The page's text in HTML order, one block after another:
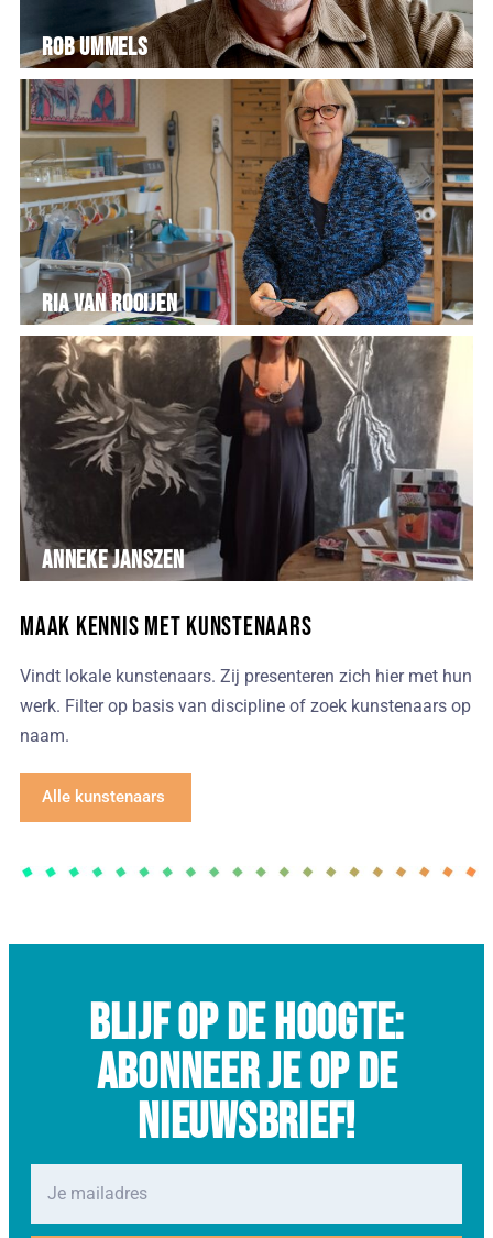
Rob Ummels
Ria van Rooijen
Anneke Janszen
Maak kennis met kunstenaars
Vindt lokale kunstenaars. Zij presenteren zich hier met hun
werk. Filter op basis van discipline of zoek kunstenaars op
naam.
Alle kunstenaars
Blijf op de hoogte:
abonneer je op de
nieuwsbrief!